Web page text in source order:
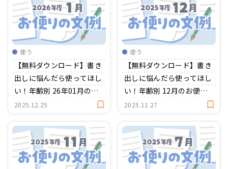
使う
【無料ダウンロード】書き
出しに悩んだら使ってほし
い！年齢別 26年01月のお
便り文例集
2025.12.25
使う
【無料ダウンロード】書き
出しに悩んだら使ってほし
い！年齢別 12月のお便り
文例集
2025.11.27